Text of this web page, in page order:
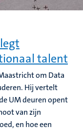
talent
om Data
Hij vertelt
UM deuren opent
van zijn
en hoe een